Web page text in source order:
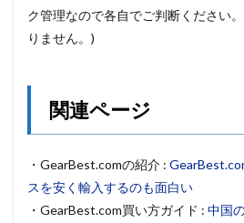
ク管理なので各自でご判断ください
りません。)
関連ページ
・GearBest.comの紹介 :
スを安く輸入するのも面白い
・GearBest.com買い方ガイド : 中国